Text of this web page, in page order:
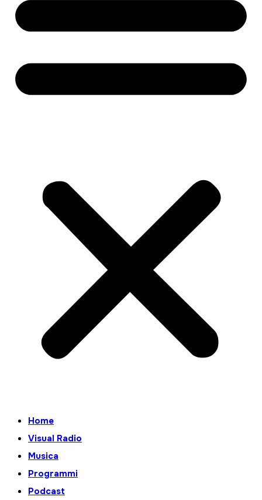
Home
Visual Radio
Musica
Programmi
Podcast